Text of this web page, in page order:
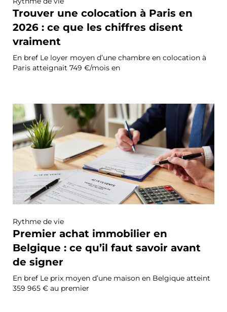
Trouver une colocation à Paris en
2026 : ce que les chiffres disent
vraiment
En bref Le loyer moyen d’une chambre en colocation à
Paris atteignait 749 €/mois en
Rythme de vie
Premier achat immobilier en
Belgique : ce qu’il faut savoir avant
de signer
En bref Le prix moyen d’une maison en Belgique atteint
359 965 € au premier